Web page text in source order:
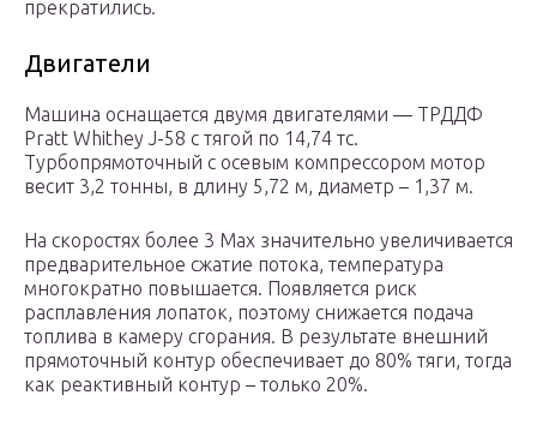
прекратились.
Двигатели
Машина оснащается двумя двигателями — ТРДДФ
Pratt Whithey J-58 с тягой по 14,74 тс.
Турбопрямоточный с осевым компрессором мотор
весит 3,2 тонны, в длину 5,72 м, диаметр – 1,37 м.
На скоростях более 3 Мах значительно увеличивается
предварительное сжатие потока, температура
многократно повышается. Появляется риск
расплавления лопаток, поэтому снижается подача
топлива в камеру сгорания. В результате внешний
прямоточный контур обеспечивает до 80% тяги, тогда
как реактивный контур – только 20%.